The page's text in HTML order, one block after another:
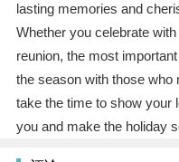
lasting memories and
Whether you celebrate
reunion, the most
the season with those
take the time to show your
you and make the holiday